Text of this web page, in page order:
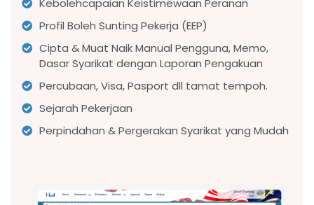
Kebolehcapaian Keistimewaan Peranan
Profil Boleh Sunting Pekerja (EEP)
Cipta & Muat Naik Manual Pengguna, Memo,
Dasar Syarikat dengan Laporan Pengakuan
Percubaan, Visa, Pasport dll tamat tempoh.
Sejarah Pekerjaan
Perpindahan & Pergerakan Syarikat yang Mudah